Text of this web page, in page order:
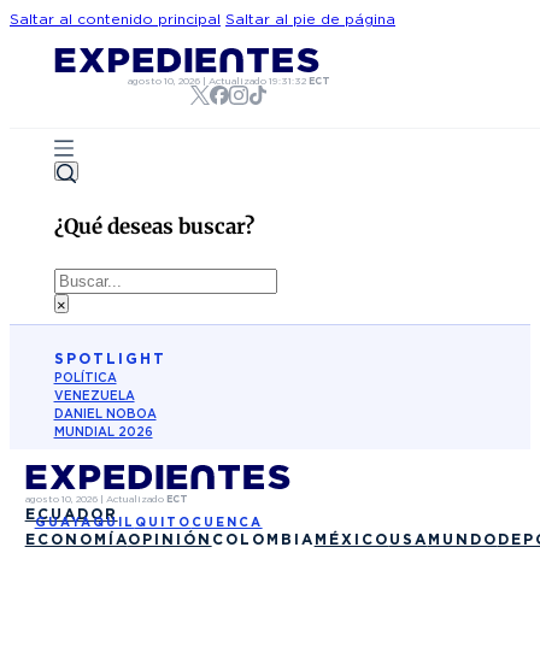
Saltar al contenido principal Saltar al pie de página
agosto 10, 2026 |Actualizado19:31:32 ECT
¿Qué deseas buscar?
Buscar
×
SPOTLIGHT
POLÍTICA
VENEZUELA
DANIEL NOBOA
MUNDIAL 2026
agosto 10, 2026| Actualizado ECT
ECUADOR
GUAYAQUIL QUITO CUENCA
ECONOMÍAOPINIÓN COLOMBIA MÉXICO USA MUNDO